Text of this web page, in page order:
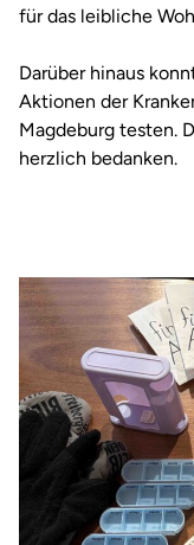
für das leibliche
Darüber hinaus
Aktionen der
Magdeburg testen.
herzlich bedanken.